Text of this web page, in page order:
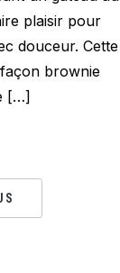
plaisir pour
douceur. Cette
brownie
[…]